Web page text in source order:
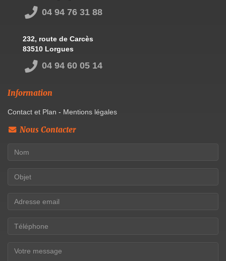
04 94 76 31 88
232, route de Carcès
83510 Lorgues
04 94 60 05 14
Information
Contact et Plan - Mentions légales
Nous Contacter